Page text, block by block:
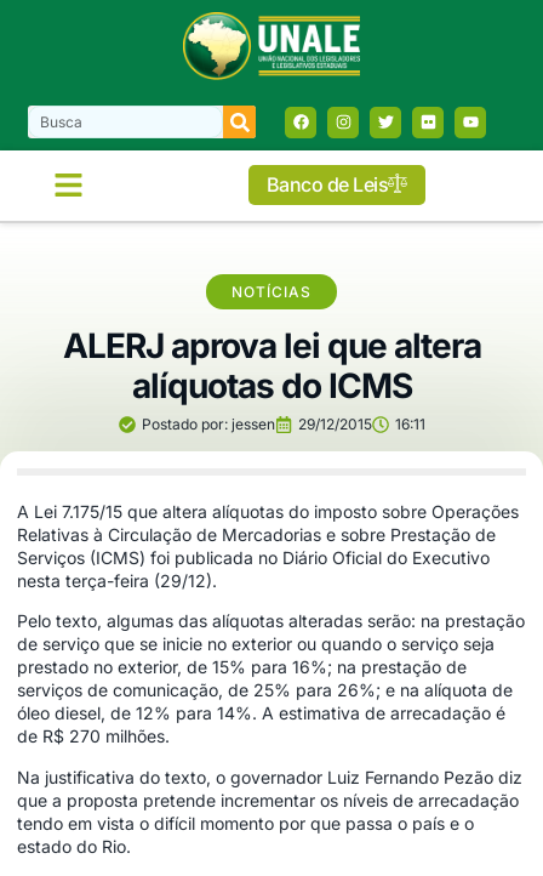
Banco de Leis
NOTÍCIAS
ALERJ aprova lei que altera
alíquotas do ICMS
Postado por:jessen 29/12/2015 16:11
A Lei 7.175/15 que altera alíquotas do imposto sobre Operações
Relativas à Circulação de Mercadorias e sobre Prestação de
Serviços (ICMS) foi publicada no Diário Oficial do Executivo
nesta terça-feira (29/12).
Pelo texto, algumas das alíquotas alteradas serão: na prestação
de serviço que se inicie no exterior ou quando o serviço seja
prestado no exterior, de 15% para 16%; na prestação de
serviços de comunicação, de 25% para 26%; e na alíquota de
óleo diesel, de 12% para 14%. A estimativa de arrecadação é
de R$ 270 milhões.
Na justificativa do texto, o governador Luiz Fernando Pezão diz
que a proposta pretende incrementar os níveis de arrecadação
tendo em vista o difícil momento por que passa o país e o
estado do Rio.